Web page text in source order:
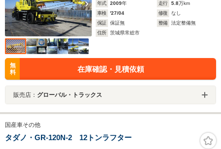
年式 2009年 走行 5.8万km
車検
'27/04 修復
なし
保証
保証無 整備
法定整備無
住所
茨城県常総市
無
料
在庫確認・見積依頼
販売店： グローバル・トラックス
国産車その他
タダノ・GR-120N-2 12トンラフター